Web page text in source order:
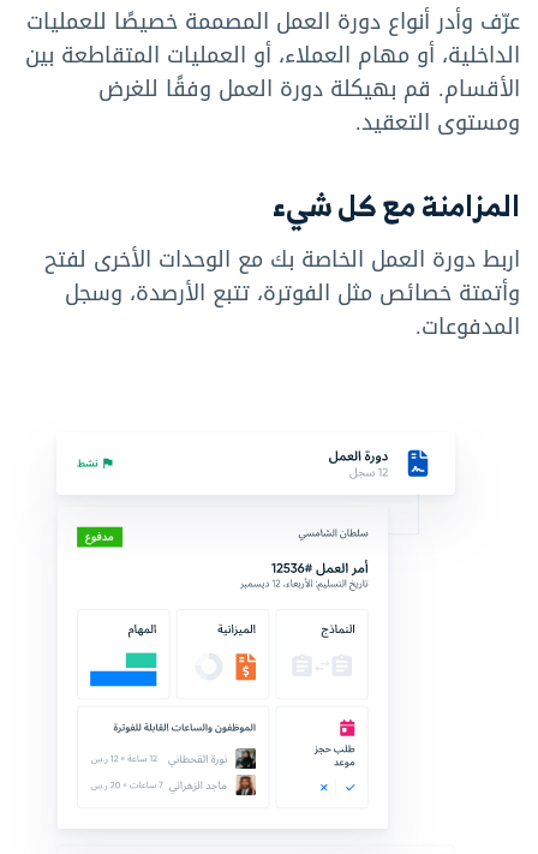
عرّف وأدر أنواع دورة العمل المصممة خصيصًا للعمليات
الداخلية، أو مهام العملاء، أو العمليات المتقاطعة بين
الأقسام. قم بهيكلة دورة العمل وفقًا للغرض
ومستوى التعقيد.
المزامنة مع كل شيء
اربط دورة العمل الخاصة بك مع الوحدات الأخرى لفتح
وأتمتة خصائص مثل الفوترة، تتبع الأرصدة، وسجل
المدفوعات.